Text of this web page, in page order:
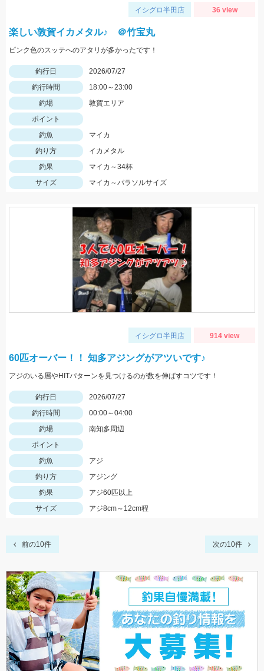
イシグロ半田店 36 view
楽しい敦賀イカメタル♪ ＠竹宝丸
ピンク色のスッテへのアタリが多かったです！
釣行日
2026/07/27
釣行時間
18:00～23:00
釣場
敦賀エリア
ポイント
釣魚
マイカ
釣り方
イカメタル
釣果
マイカ～34杯
サイズ
マイカ～パラソルサイズ
イシグロ半田店 914 view
60匹オーバー！！ 知多アジングがアツいです♪
アジのいる層やHITパターンを見つけるのが数を伸ばすコツです！
釣行日
2026/07/27
釣行時間
00:00～04:00
釣場
南知多周辺
ポイント
釣魚
アジ
釣り方
アジング
釣果
アジ60匹以上
サイズ
アジ8cm～12cm程
前の10件 次の10件